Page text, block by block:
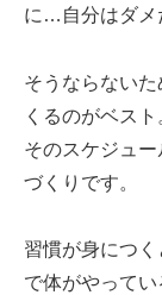
に…自分はダメ
そうならない
くるのがベス
そのスケジュ
づくりです。
習慣が身につ
で体がやって